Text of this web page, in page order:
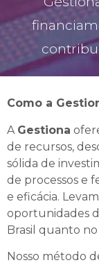
Como a
A Gestiona
de recursos,
sólida de
de processos e
e eficácia.
oportunidades
Brasil quanto
Nosso método